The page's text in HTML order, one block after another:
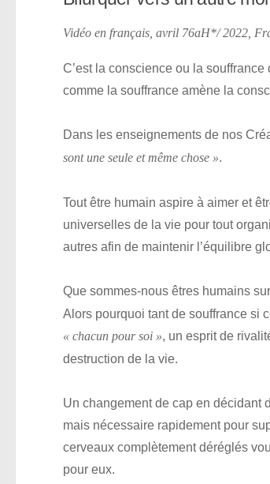
Vidéo en français, avril 76aH*/ 2022,
C’est la conscience ou la
comme la souffrance amène la
Dans les enseignements de nos
sont une seule et même chose ».
Tout être humain aspire à aimer et
universelles de la vie pour tout
autres afin de maintenir l’équilibre
Que sommes-nous êtres humains
Alors pourquoi tant de souffrance si
« chacun pour soi », un esprit de
destruction de la vie.
Un changement de cap en décidant
mais nécessaire rapidement pour
cerveaux complètement déréglés
pour eux.